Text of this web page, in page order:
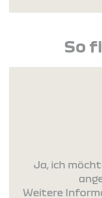
So
Ja, ich
Weitere